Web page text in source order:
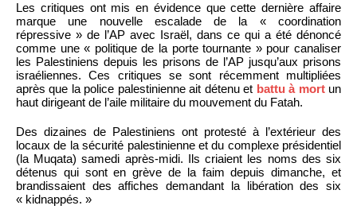
Les critiques ont mis en évidence que cette dernière affaire
marque une nouvelle escalade de la « coordination
répressive » de l’AP avec Israël, dans ce qui a été dénoncé
comme une « politique de la porte tournante » pour canaliser
les Palestiniens depuis les prisons de l’AP jusqu’aux prisons
israéliennes. Ces critiques se sont récemment multipliées
après que la police palestinienne ait détenu et battu à mortun
haut dirigeant de l’aile militaire du mouvement du Fatah.
Des dizaines de Palestiniens ont protesté à l’extérieur des
locaux de la sécurité palestinienne et du complexe présidentiel
(la Muqata) samedi après-midi. Ils criaient les noms des six
détenus qui sont en grève de la faim depuis dimanche, et
brandissaient des affiches demandant la libération des six
« kidnappés. »